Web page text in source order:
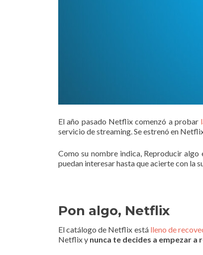
El año pasado Netflix comenzó a probar
servicio de streaming. Se estrenó en
Como su nombre indica, Reproducir algo
puedan interesar hasta que acierte con la
Pon algo, Netflix
El catálogo de Netflix está lleno de
Netflix y nunca te decides a empezar a